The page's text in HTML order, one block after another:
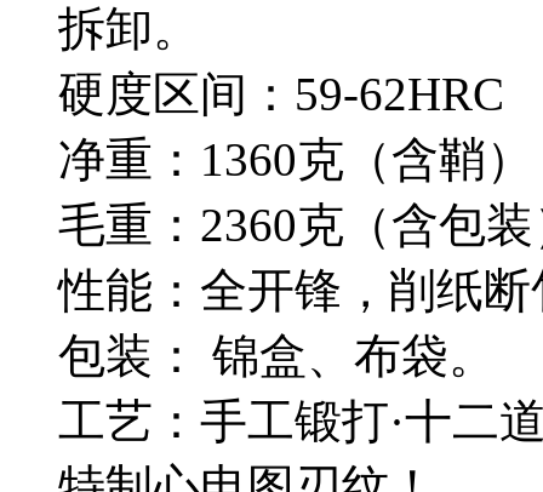
拆卸。
硬度区间：59-62HRC
净重：1360克（含鞘）
毛重：2360克（含包
性能：全开锋，削纸
包装： 锦盒、布袋。
工艺：手工锻打·十二